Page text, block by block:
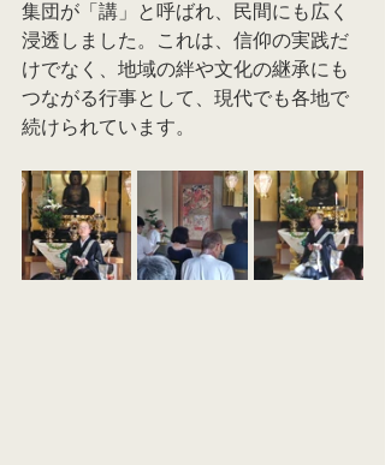
集団が「講」と呼ばれ、民間にも広く
浸透しました。これは、信仰の実践だ
けでなく、地域の絆や文化の継承にも
つながる行事として、現代でも各地で
続けられています。